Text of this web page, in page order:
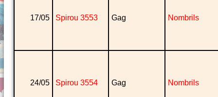
17/05 Spirou 3553 Gag Nombrils
24/05 Spirou 3554 Gag Nombrils